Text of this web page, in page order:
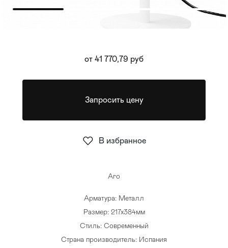
Стулья >
Aro
Арматура: Металл
Размер: 217х384мм
Стиль: Современный
Страна производитель: Испания
от 41 770,79 руб
Запросить цену
В избранное